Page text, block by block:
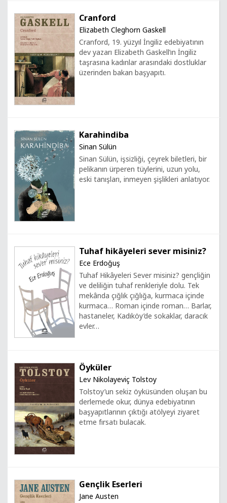
Cranford
Elizabeth Cleghorn Gaskell
Cranford, 19. yüzyıl İngiliz edebiyatının
dev yazarı Elizabeth Gaskell’ın İngiliz
taşrasına kadınlar arasındaki dostluklar
üzerinden bakan başyapıtı.
Karahindiba
Sinan Sülün
Sinan Sülün, işsizliği, çeyrek biletleri, bir
pelikanın ürperen tüylerini, uzun yolu,
eski tanışları, inmeyen şişlikleri anlatıyor.
Tuhaf hikâyeleri sever misiniz?
Ece Erdoğuş
Tuhaf Hikâyeleri Sever misiniz? gençliğin
ve deliliğin tuhaf renkleriyle dolu. Tek
mekânda çığlık çığlığa, kurmaca içinde
kurmaca… Roman içinde roman… Barlar,
hastaneler, Kadıköy’de sokaklar, daracık
evler…
Öyküler
Lev Nikolayeviç Tolstoy
Tolstoy’un sekiz öyküsünden oluşan bu
derlemede okur, dünya edebiyatının
başyapıtlarının çıktığı atölyeyi ziyaret
etme fırsatı bulacak.
Gençlik Eserleri
Jane Austen